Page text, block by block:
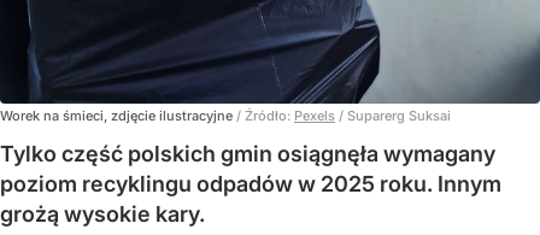
Worek na śmieci, zdjęcie ilustracyjne / Źródło: Pexels / Suparerg Suksai
Tylko część polskich gmin osiągnęła wymagany
poziom recyklingu odpadów w 2025 roku. Innym
grożą wysokie kary.